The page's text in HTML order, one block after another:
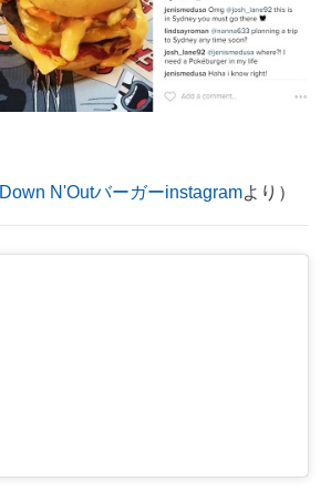
Down N'Outバーガーinstagramより）